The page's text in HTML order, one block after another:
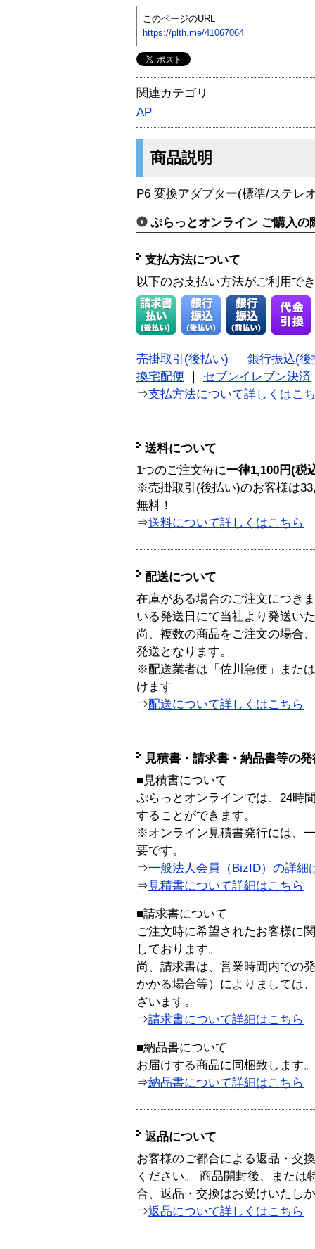
このページのURL
https://plth.me/41067064
関連カテゴリ
AP
商品説明
P6 変換アダプター(標準/ステレ
ぷらっとオンライン ご購入の
支払方法について
以下のお支払い方法がご利用で
売掛取引(後払い)
銀行振込(後
換宅配便
セブンイレブン決済
⇒支払方法について詳しくはこ
送料について
1つのご注文毎に一律1,100円(税
※売掛取引(後払い)のお客様は
無料！
⇒送料について詳しくはこちら
配送について
在庫がある場合のご注文につき
いる発送日にて当社より発送い
尚、複数の商品をご注文の場合
発送となります。
※配送業者は「佐川急便」また
けます
⇒配送について詳しくはこちら
見積書・請求書・納品書等の
■見積書について
ぷらっとオンラインでは、24時
することができます。
※オンライン見積書発行には、
要です。
⇒一般法人会員（BizID）の詳細
⇒ 見積書について詳細はこちら
■請求書について
ご注文時に希望されたお客様に
しております。
尚、請求書は、営業時間内での
かかる場合等）によりましては
ざいます。
⇒請求書について詳細はこちら
■納品書について
お届けする商品に同梱致します。
⇒納品書について詳細はこちら
返品について
お客様のご都合による返品・交
ください。 商品開封後、または
合、返品・交換はお受けいたし
⇒返品について詳しくはこちら